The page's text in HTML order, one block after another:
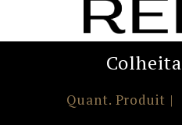
Colheita
Quant. Produit |